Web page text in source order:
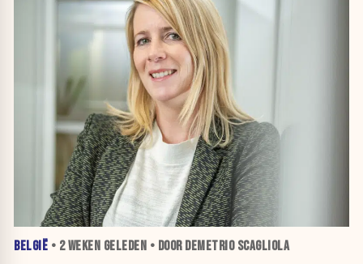
BELGIË • 2 WEKEN GELEDEN • DOOR DEMETRIO SCAGLIOLA